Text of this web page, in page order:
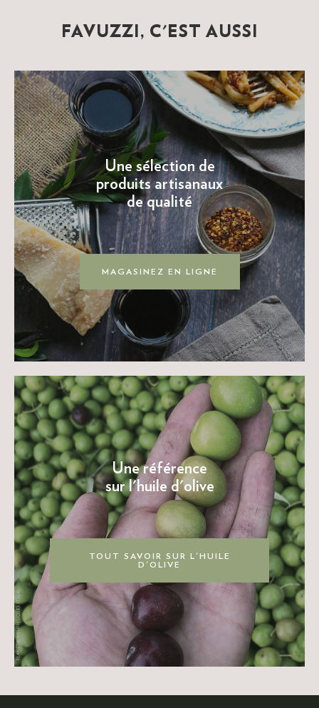
FAVUZZI, C'EST AUSSI
Une sélection de
produits artisanaux
de qualité
MAGASINEZ EN LIGNE
Une référence
sur l'huile d'olive
TOUT SAVOIR SUR L'HUILE
D'OLIVE